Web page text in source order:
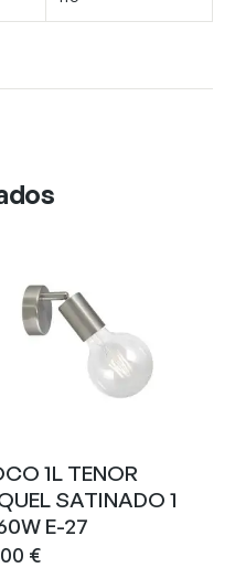
1L TENOR
SATINADO 1
E-27
€